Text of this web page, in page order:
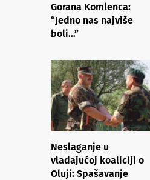
Gorana Komlenca:
“Jedno nas najviše
boli…”
Neslaganje u
vladajućoj koaliciji o
Oluji: Spašavanje